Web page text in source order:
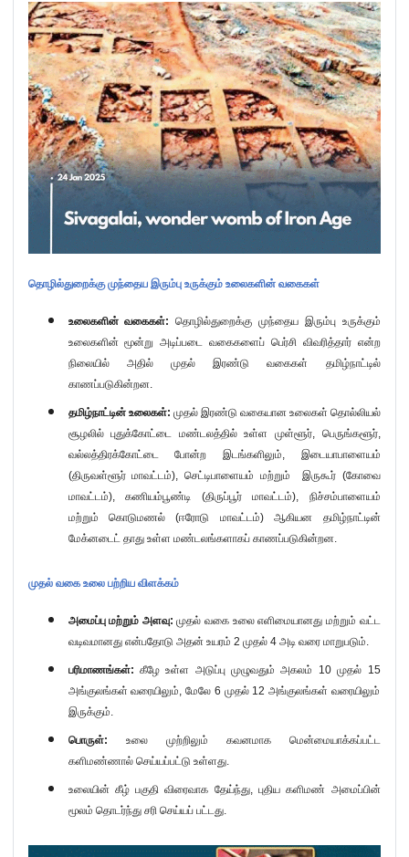
தொழில்துறைக்கு முந்தைய இரும்பு உருக்கும் உலைகளின் வகைகள்
உலைகளின் வகைகள்: தொழில்துறைக்கு முந்தைய இரும்பு உருக்கும்
உலைகளின் மூன்று அடிப்படை வகைகளைப் பெர்சி விவரித்தார் என்ற
நிலையில் அதில் முதல் இரண்டு வகைகள் தமிழ்நாட்டில்
காணப்படுகின்றன.
தமிழ்நாட்டின் உலைகள்: முதல் இரண்டு வகையான உலைகள் தொல்லியல்
சூழலில் புதுக்கோட்டை மண்டலத்தில் உள்ள முள்ளூர், பெருங்களூர்,
வல்லத்திரக்கோட்டை போன்ற இடங்களிலும், இடையாபாளையம்
(திருவள்ளூர் மாவட்டம்), செட்டிபாளையம் மற்றும் இருகூர் (கோவை
மாவட்டம்),கணியம்பூண்டி (திருப்பூர் மாவட்டம்), நிச்சம்பாளையம்
மற்றும் கொடுமணல் (ஈரோடு மாவட்டம்) ஆகியன தமிழ்நாட்டின்
மேக்னடைட் தாது உள்ள மண்டலங்களாகப் காணப்படுகின்றன.
முதல் வகை உலை பற்றிய விளக்கம்
அமைப்பு மற்றும் அளவு: முதல் வகை உலை எளிமையானது மற்றும் வட்ட
வடிவமானது என்பதோடு அதன் உயரம் 2 முதல் 4அடி வரை மாறுபடும்.
பரிமாணங்கள்: கீழே உள்ள அடுப்பு முழுவதும் அகலம் 10முதல் 15
அங்குலங்கள் வரையிலும்,மேலே 6 முதல் 12 அங்குலங்கள் வரையிலும்
இருக்கும்.
பொருள்: உலை முற்றிலும் கவனமாக மென்மையாக்கப்பட்ட
களிமண்ணால் செய்யப்பட்டு உள்ளது.
உலையின் கீழ் பகுதி விரைவாக தேய்ந்து,புதிய களிமண் அமைப்பின்
மூலம் தொடர்ந்து சரி செய்யப் பட்டது.